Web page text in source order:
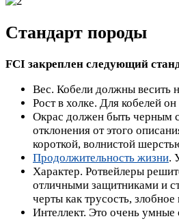
Стандарт породы
FCI закреплен следующий
Вес. Кобели должны весить
Рост в холке. Для кобелей
Окрас должен быть черным
отклонения от этого
короткой, волнистой
Продолжительность жизни.
Характер. Ротвейлеры
отличными защитниками и
черты как трусость,
Интеллект. Это очень